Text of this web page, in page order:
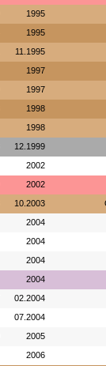
1995
1995
11.1995
1997
1997
1998
1998
12.1999
2002
2002
10.2003
2004
2004
2004
2004
02.2004
07.2004
2005
2006